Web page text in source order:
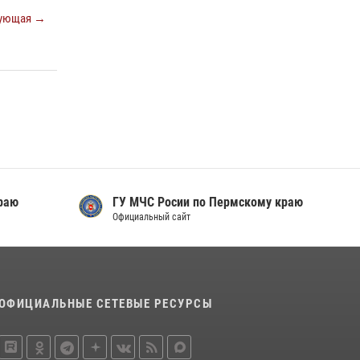
→
ГУ МЧС Росии по Пермскому краю
Официальный сайт
СЕТЕВЫЕ РЕСУРСЫ